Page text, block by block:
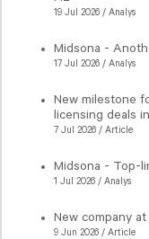
19 Jul 2026 / Analys
Midsona -
17 Jul 2026 / Analys
New milestone
licensing deals
7 Jul 2026 / Article
Midsona - Top-
1 Jul 2026 / Analys
New company
9 Jun 2026 / Article